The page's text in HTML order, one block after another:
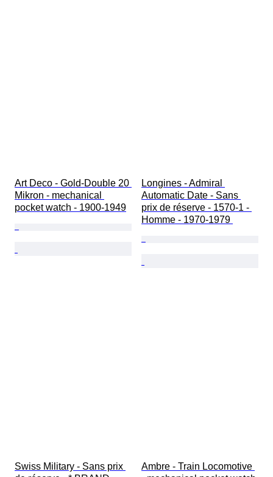
Art Deco - Gold-Double 20
Mikron - mechanical
pocket watch - 1900-1949
Longines - Admiral
Automatic Date - Sans
prix de réserve - 1570-1 -
Homme - 1970-1979
Swiss Military - Sans prix
Ambre - Train Locomotive